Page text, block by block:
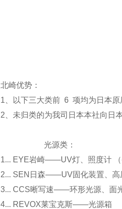
北崎优势：
1、以下三大类前 6 项均为日本原
2、未归类的为我司日本本社向日
光源类：
1... EYE岩崎——UV灯、照度计 （
2... SEN日森——UV固化装置、高
3... CCS晰写速——环形光源、面
4... REVOX莱宝克斯——光源箱